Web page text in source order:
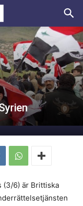
(3/6) är Brittiska